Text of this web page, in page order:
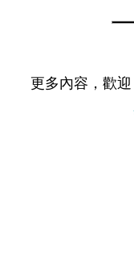
更多內容，歡迎